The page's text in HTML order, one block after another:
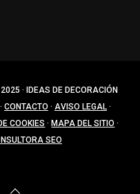
·
IDEAS DE DECORACIÓN
· CONTACTO · AVISO LEGAL ·
COOKIES · MAPA DEL SITIO ·
SEO